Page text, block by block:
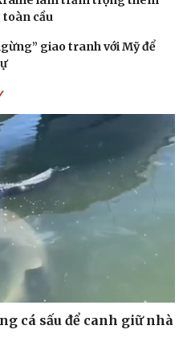
cầu
giao tranh với Mỹ để
cá sấu để canh giữ nhà